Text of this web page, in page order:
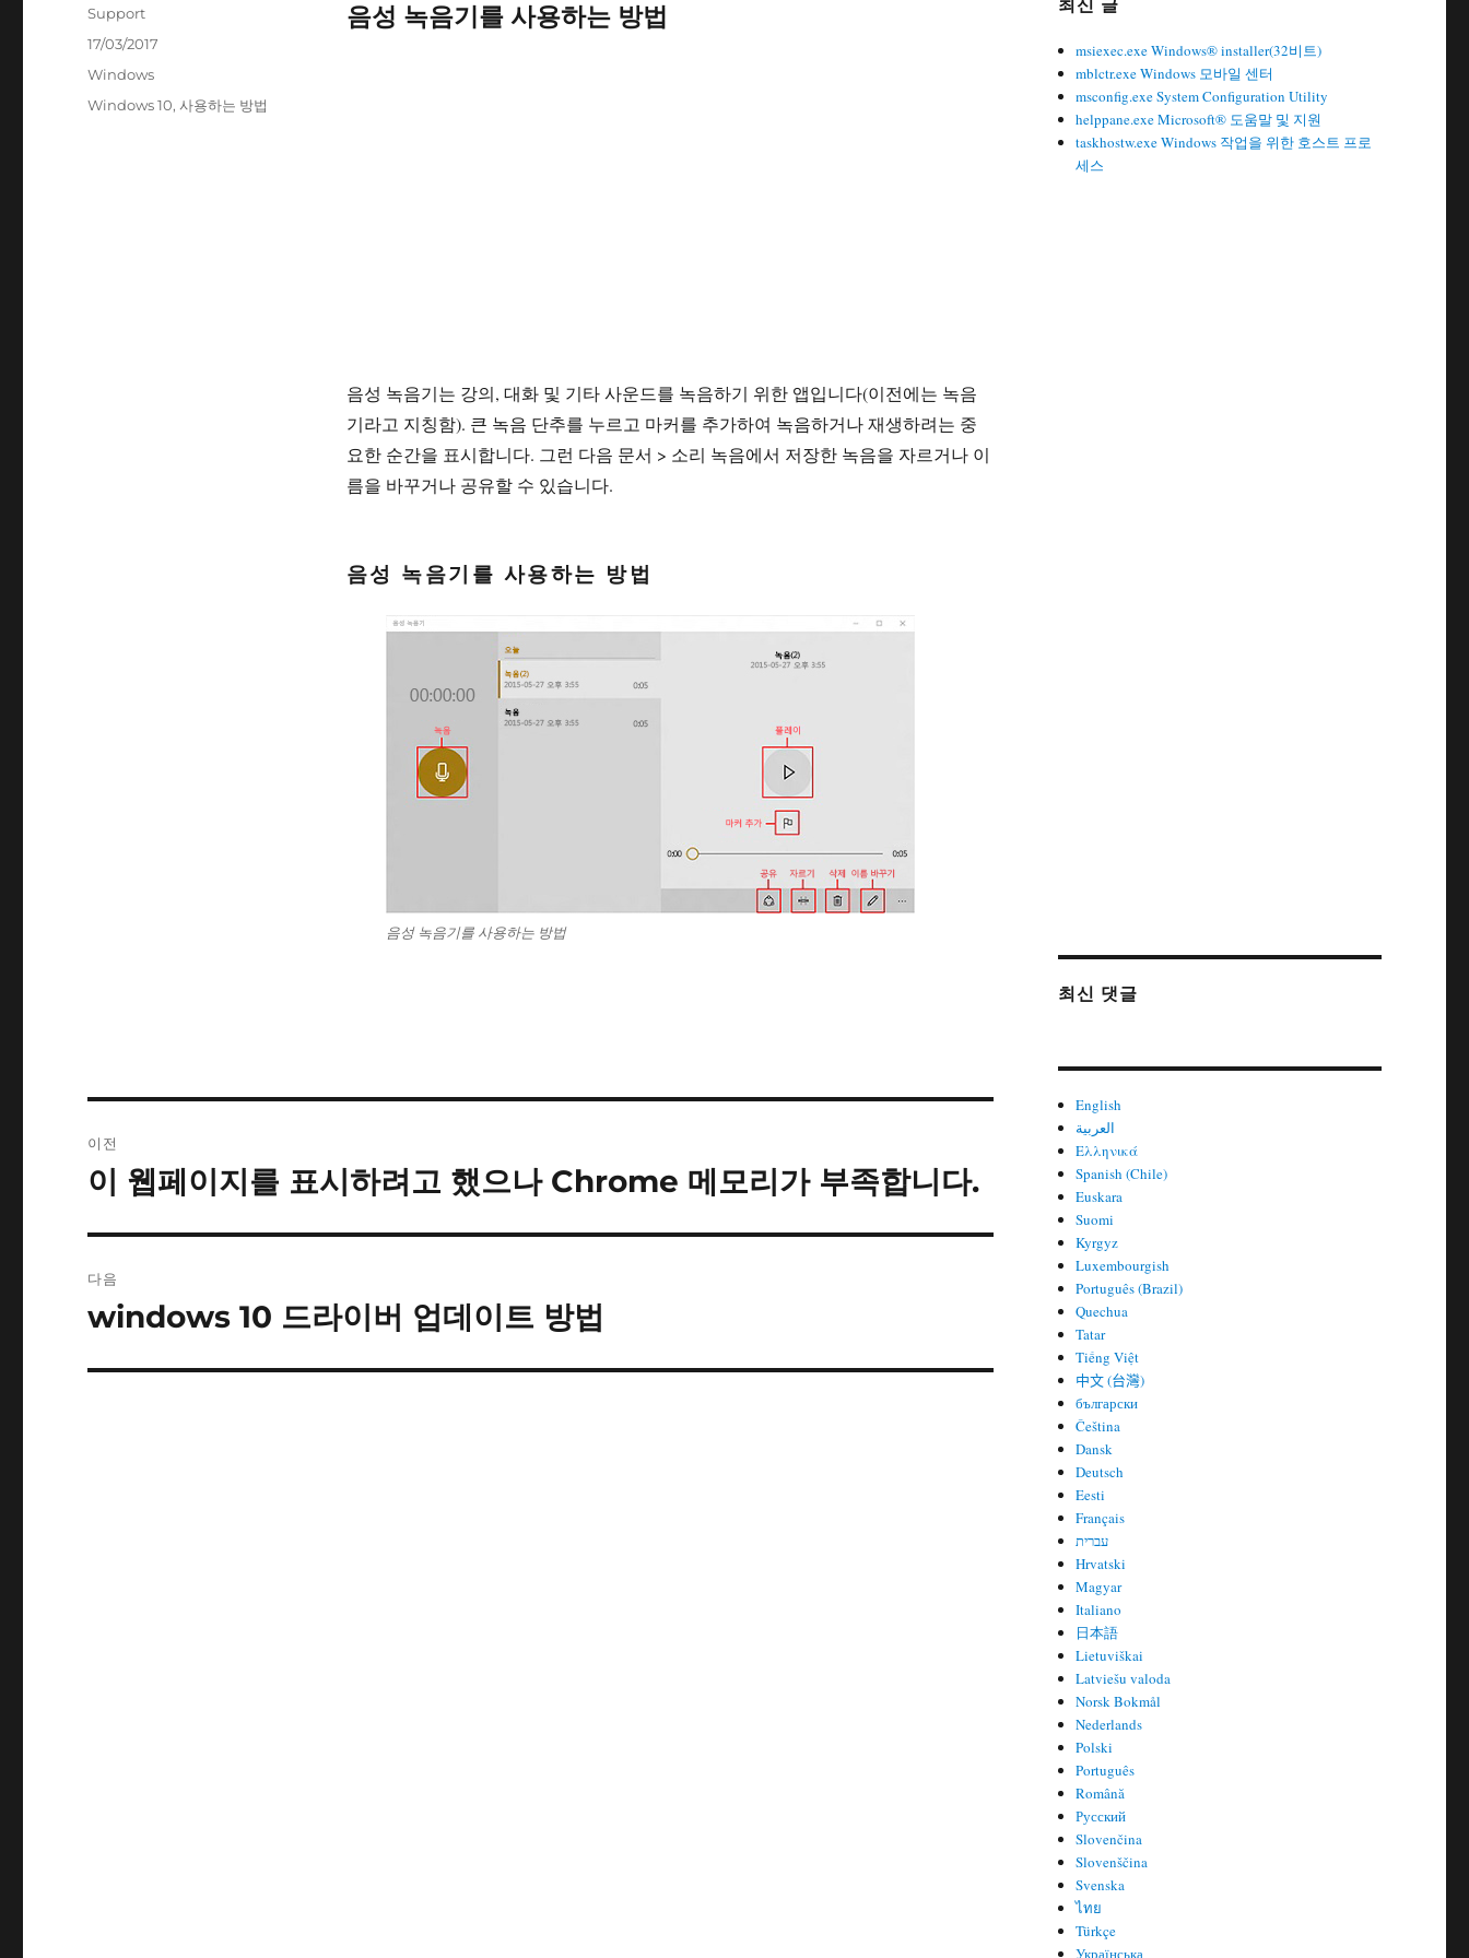
음성 녹음기를 사용하는 방법
음성 녹음기는 강의, 대화 및 기타 사운드를 녹음하기 위한 앱입니다(이전에는 녹음
기라고 지칭함). 큰 녹음 단추를 누르고 마커를 추가하여 녹음하거나 재생하려는 중
요한 순간을 표시합니다. 그런 다음 문서 > 소리 녹음에서 저장한 녹음을 자르거나 이
름을 바꾸거나 공유할 수 있습니다.
음성 녹음기를 사용하는 방법
음성 녹음기를 사용하는 방법
글
Support
작
자
17/03/2017
카
Windows
태
Windows 10,사용하는 방법
내
이
이전
이
글:
이 웹페이지를 표시하려고 했으나 Chrome 메모리가 부족합니다.
다음
다
글:
windows 10 드라이버 업데이트 방법
최신 글
msiexec.exe Windows® installer(32비트)
mblctr.exe Windows 모바일 센터
msconfig.exe System Configuration Utility
helppane.exe Microsoft® 도움말 및 지원
taskhostw.exe Windows 작업을 위한 호스트 프로
세스
최신 댓글
English
العربية
Ελληνικά
Spanish (Chile)
Euskara
Suomi
Kyrgyz
Luxembourgish
Português (Brazil)
Quechua
Tatar
Tiếng Việt
中文 (台灣)
български
Čeština
Dansk
Deutsch
Eesti
Français
עברית
Hrvatski
Magyar
Italiano
日本語
Lietuviškai
Latviešu valoda
Norsk Bokmål
Nederlands
Polski
Português
Română
Русский
Slovenčina
Slovenščina
Svenska
ไทย
Türkçe
Українська